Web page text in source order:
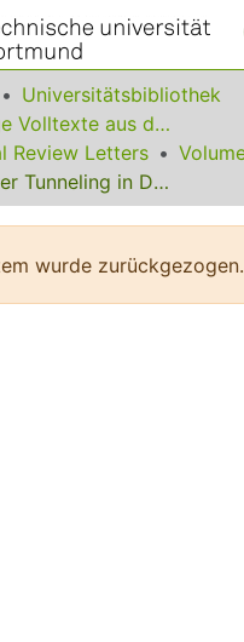
Sammlungen
Repositorium
Universitätsbibliothek
Sonstige Volltexte aus dem Bibliotheksangebot
Review Letters
Interlayer Tunneling in Double-Layer Quantum Hall Pseudoferromagnets
wurde zurückgezogen.